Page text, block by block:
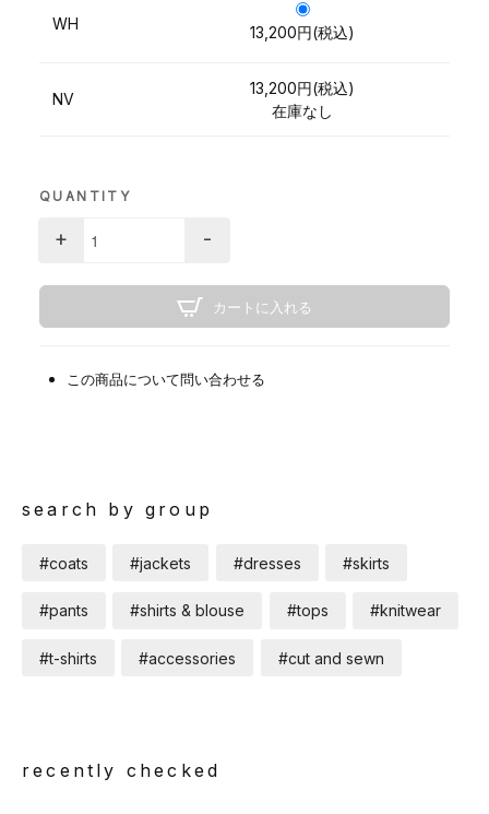
WH 13,200円(税込)
NV
13,200円(税込)
在庫なし
QUANTITY
+ -
カートに入れる
この商品について問い合わせる
search by group
#coats #jackets #dresses #skirts
#pants #shirts & blouse #tops #knitwear
#t-shirts #accessories #cut and sewn
recently checked